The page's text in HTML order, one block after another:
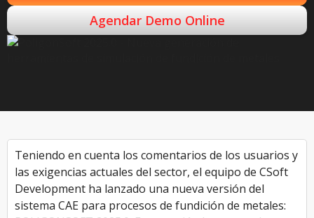
Agendar Demo Online
Teniendo en cuenta los comentarios de los usuarios y
las exigencias actuales del sector, el equipo de CSoft
Development ha lanzado una nueva versión del
sistema CAE para procesos de fundición de metales: